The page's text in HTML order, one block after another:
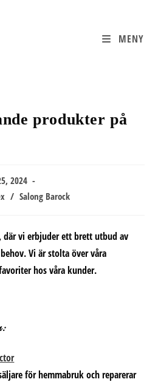
MENY
produkter på
2024
/ Salong Barock
där vi erbjuder ett brett utbud av
Vi är stolta över våra
hos våra kunder.
för hemmabruk och reparerar